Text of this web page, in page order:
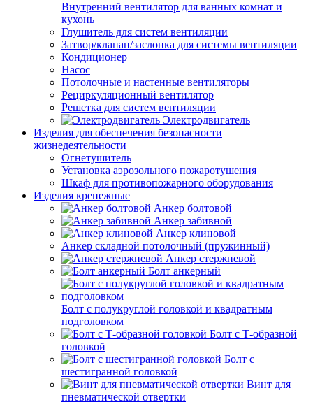
Внутренний вентилятор для ванных комнат и
кухонь
Глушитель для систем вентиляции
Затвор/клапан/заслонка для системы вентиляции
Кондиционер
Насос
Потолочные и настенные вентиляторы
Рециркуляционный вентилятор
Решетка для систем вентиляции
Электродвигатель
Изделия для обеспечения безопасности
жизнедеятельности
Огнетушитель
Установка аэрозольного пожаротушения
Шкаф для противопожарного оборудования
Изделия крепежные
Анкер болтовой
Анкер забивной
Анкер клиновой
Анкер складной потолочный (пружинный)
Анкер стержневой
Болт анкерный
Болт с полукруглой головкой и квадратным
подголовком
Болт с Т-образной
головкой
Болт с
шестигранной головкой
Винт для
пневматической отвертки